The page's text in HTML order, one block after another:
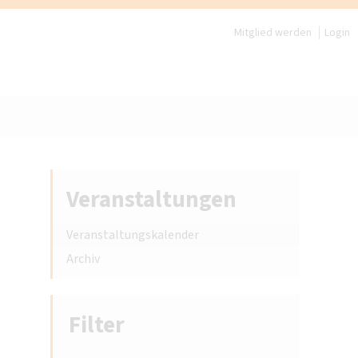
Mitglied werden Login
Veranstaltungen
Veranstaltungskalender
Archiv
Filter